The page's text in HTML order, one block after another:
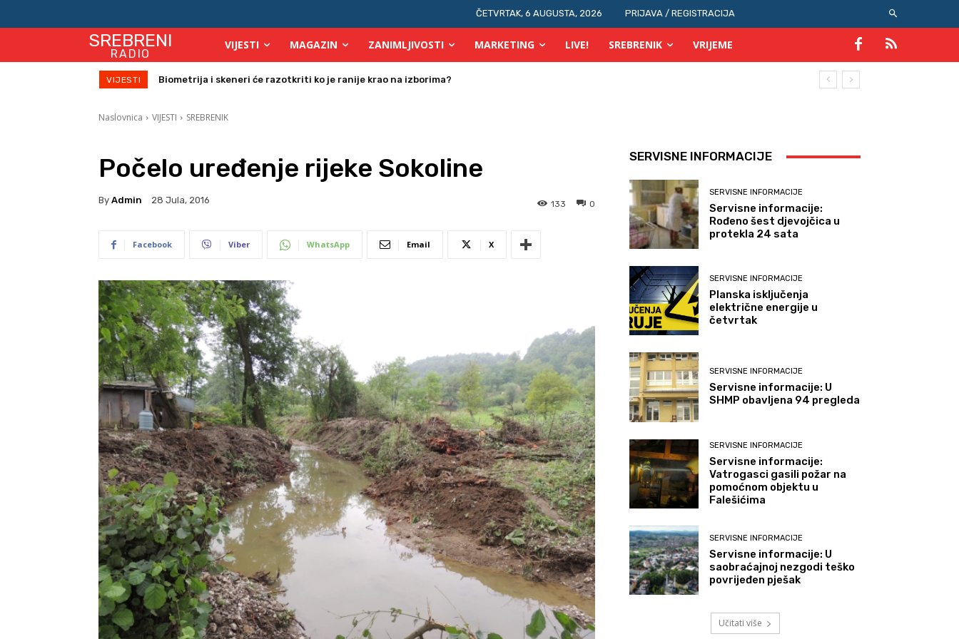
ČETVRTAK, 6 AUGUSTA, 2026 PRIJAVA / REGISTRACIJA
SREBRENI
RADIO
VIJESTI MAGAZIN ZANIMLJIVOSTI MARKETING LIVE! SREBRENIK VRIJEME
VIJESTI Počinje isplata julskih naknada za osobe s invaliditetom
Naslovnica VIJESTI SREBRENIK
Počelo uređenje rijeke Sokoline
By Admin 28 Jula, 2016 0
133
Facebook Viber WhatsApp Email X
SERVISNE INFORMACIJE
SERVISNE INFORMACIJE
Servisne informacije:
Rođeno šest djevojčica u
protekla 24 sata
SERVISNE INFORMACIJE
Planska isključenja
električne energije u
četvrtak
SERVISNE INFORMACIJE
Servisne informacije: U
SHMP obavljena 94 pregleda
SERVISNE INFORMACIJE
Servisne informacije:
Vatrogasci gasili požar na
pomoćnom objektu u
Falešićima
SERVISNE INFORMACIJE
Servisne informacije: U
saobraćajnoj nezgodi teško
povrijeđen pješak
Učitati više